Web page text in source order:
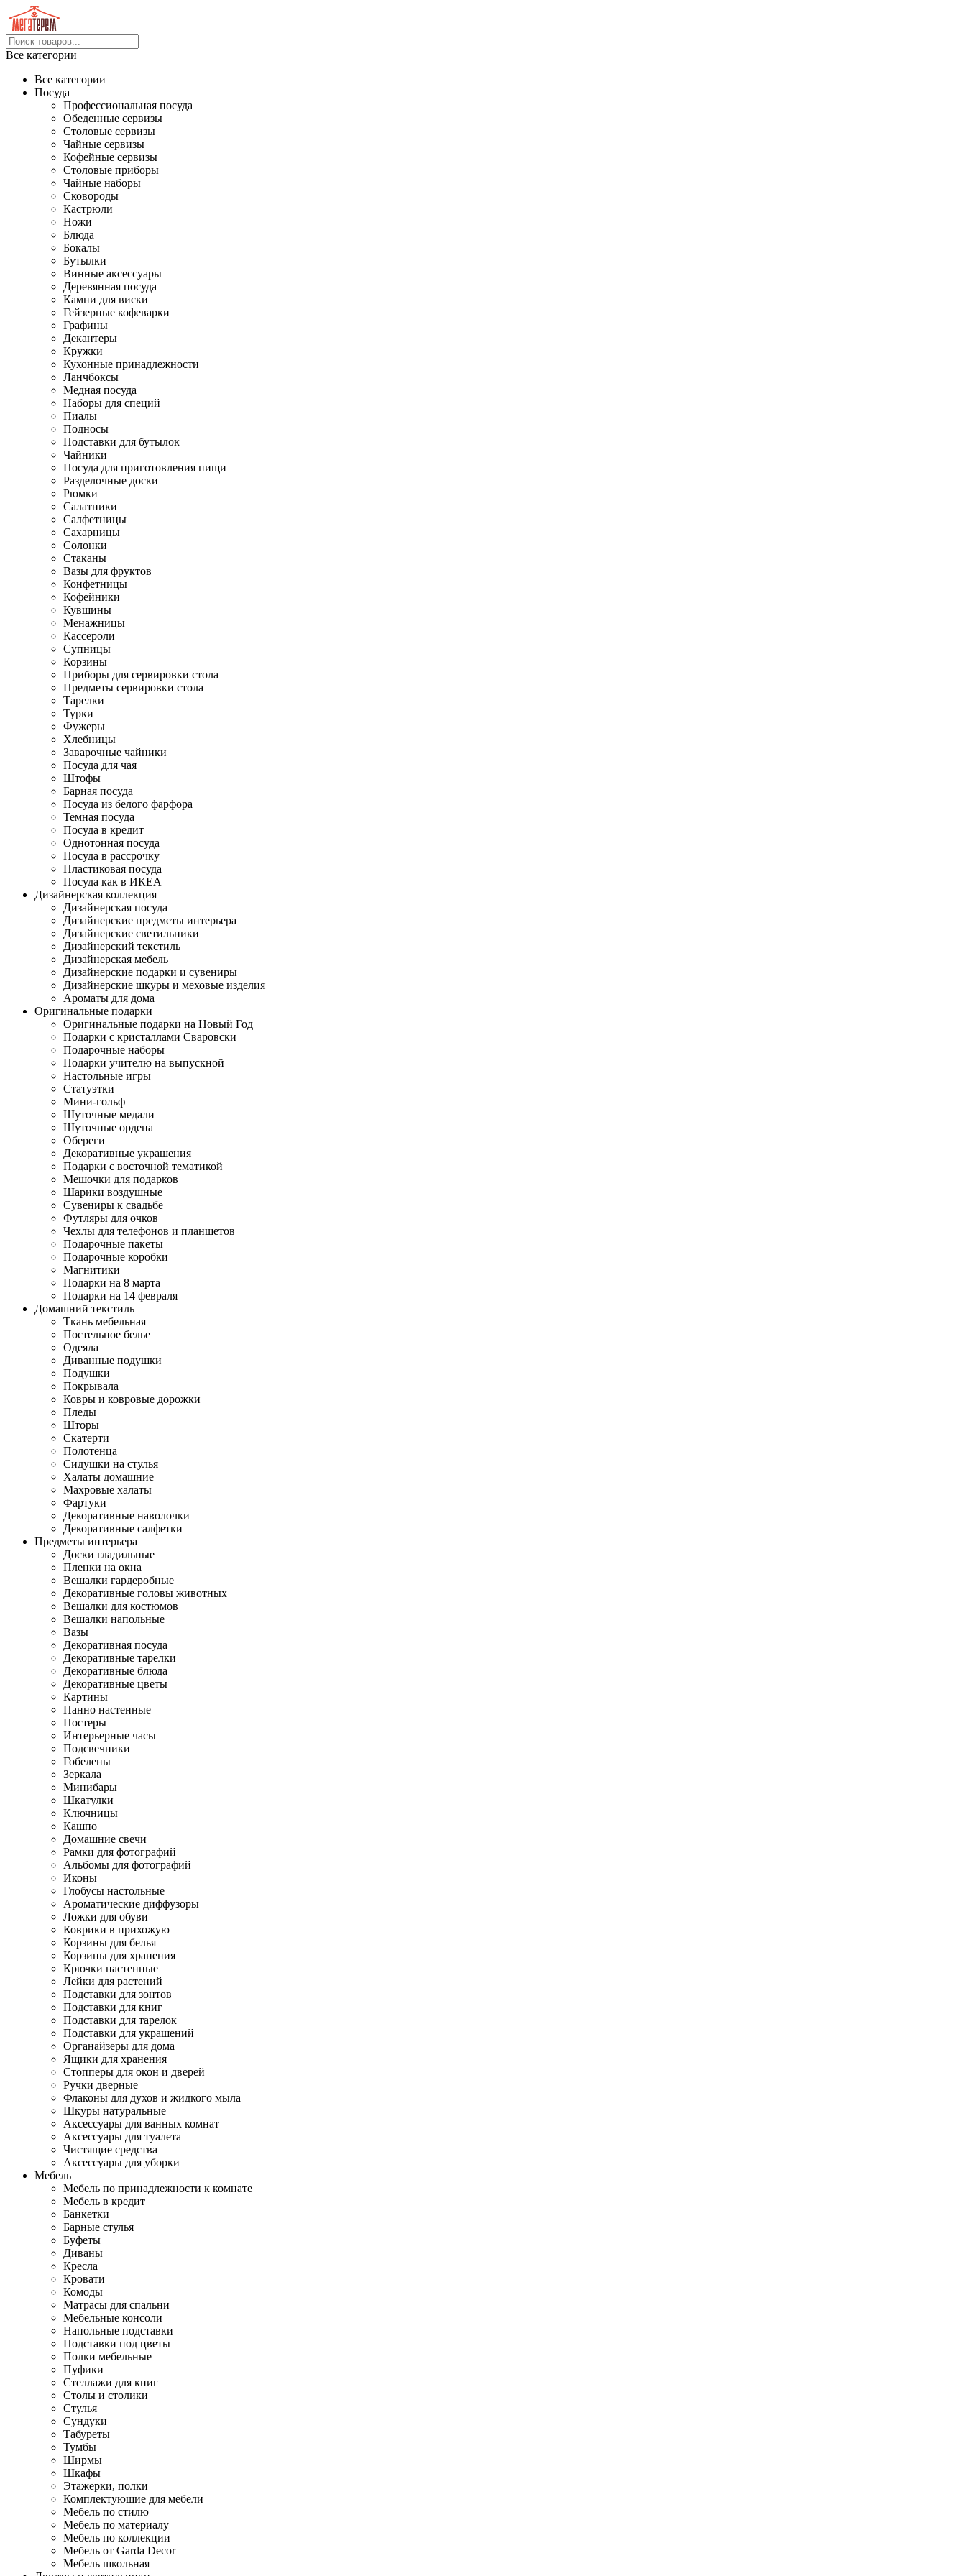
Все категории
Все категории
Посуда
Профессиональная посуда
Обеденные сервизы
Столовые сервизы
Чайные сервизы
Кофейные сервизы
Столовые приборы
Чайные наборы
Сковороды
Кастрюли
Ножи
Блюда
Бокалы
Бутылки
Винные аксессуары
Деревянная посуда
Камни для виски
Гейзерные кофеварки
Графины
Декантеры
Кружки
Кухонные принадлежности
Ланчбоксы
Медная посуда
Наборы для специй
Пиалы
Подносы
Подставки для бутылок
Чайники
Посуда для приготовления пищи
Разделочные доски
Рюмки
Салатники
Салфетницы
Сахарницы
Солонки
Стаканы
Вазы для фруктов
Конфетницы
Кофейники
Кувшины
Менажницы
Кассероли
Супницы
Корзины
Приборы для сервировки стола
Предметы сервировки стола
Тарелки
Турки
Фужеры
Хлебницы
Заварочные чайники
Посуда для чая
Штофы
Барная посуда
Посуда из белого фарфора
Темная посуда
Посуда в кредит
Однотонная посуда
Посуда в рассрочку
Пластиковая посуда
Посуда как в ИКЕА
Дизайнерская коллекция
Дизайнерская посуда
Дизайнерские предметы интерьера
Дизайнерские светильники
Дизайнерский текстиль
Дизайнерская мебель
Дизайнерские подарки и сувениры
Дизайнерские шкуры и меховые изделия
Ароматы для дома
Оригинальные подарки
Оригинальные подарки на Новый Год
Подарки с кристаллами Сваровски
Подарочные наборы
Подарки учителю на выпускной
Настольные игры
Статуэтки
Мини-гольф
Шуточные медали
Шуточные ордена
Обереги
Декоративные украшения
Подарки с восточной тематикой
Мешочки для подарков
Шарики воздушные
Сувениры к свадьбе
Футляры для очков
Чехлы для телефонов и планшетов
Подарочные пакеты
Подарочные коробки
Магнитики
Подарки на 8 марта
Подарки на 14 февраля
Домашний текстиль
Ткань мебельная
Постельное белье
Одеяла
Диванные подушки
Подушки
Покрывала
Ковры и ковровые дорожки
Пледы
Шторы
Скатерти
Полотенца
Сидушки на стулья
Халаты домашние
Махровые халаты
Фартуки
Декоративные наволочки
Декоративные салфетки
Предметы интерьера
Доски гладильные
Пленки на окна
Вешалки гардеробные
Декоративные головы животных
Вешалки для костюмов
Вешалки напольные
Вазы
Декоративная посуда
Декоративные тарелки
Декоративные блюда
Декоративные цветы
Картины
Панно настенные
Постеры
Интерьерные часы
Подсвечники
Гобелены
Зеркала
Минибары
Шкатулки
Ключницы
Кашпо
Домашние свечи
Рамки для фотографий
Альбомы для фотографий
Иконы
Глобусы настольные
Ароматические диффузоры
Ложки для обуви
Коврики в прихожую
Корзины для белья
Корзины для хранения
Крючки настенные
Лейки для растений
Подставки для зонтов
Подставки для книг
Подставки для тарелок
Подставки для украшений
Органайзеры для дома
Ящики для хранения
Стопперы для окон и дверей
Ручки дверные
Флаконы для духов и жидкого мыла
Шкуры натуральные
Аксессуары для ванных комнат
Аксессуары для туалета
Чистящие средства
Аксессуары для уборки
Мебель
Мебель по принадлежности к комнате
Мебель в кредит
Банкетки
Барные стулья
Буфеты
Диваны
Кресла
Кровати
Комоды
Матрасы для спальни
Мебельные консоли
Напольные подставки
Подставки под цветы
Полки мебельные
Пуфики
Стеллажи для книг
Столы и столики
Стулья
Сундуки
Табуреты
Тумбы
Ширмы
Шкафы
Этажерки, полки
Комплектующие для мебели
Мебель по стилю
Мебель по материалу
Мебель по коллекции
Мебель от Garda Decor
Мебель школьная